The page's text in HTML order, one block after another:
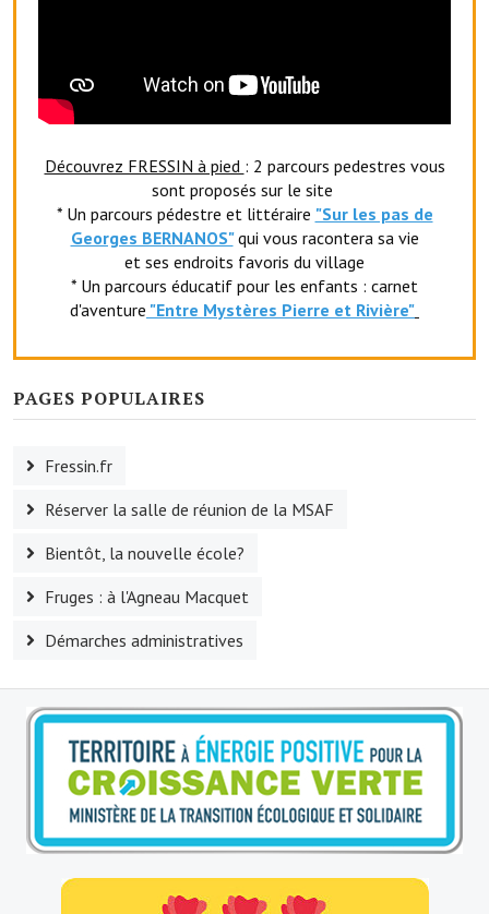
Le calendrier annuel
TOURISME, PATRIMOINE
Fressin, ville d'histoire
L'église
Georges Bernanos
Village d'art
Les sculptures du village
Une église dans l'église
Fressin, cité verte et tourisme sportif
Le sentier de la Planquette
Fressin, lauréat village fleuri
Le sentier de découverte du village
Les foulées Fressinoises
Le parcours cyclo le soleil de satan
Les étangs de Fressin
Découvrez FRESSIN à pied : 2 parcours pedestres vous
sont proposés sur le site
* Un parcours pédestre et littéraire "Sur les pas de
Georges BERNANOS" qui vous racontera sa vie
et ses endroits favoris du village
* Un parcours éducatif pour les enfants : carnet
d'aventure "Entre Mystères Pierre et Rivière"
PAGES POPULAIRES
Fressin.fr
Réserver la salle de réunion de la MSAF
Bientôt, la nouvelle école?
Fruges : à l'Agneau Macquet
Démarches administratives